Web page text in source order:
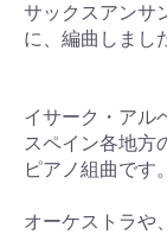
サックスアンサ
に、編曲しまし
イサーク・アル
スペイン各地方
ピアノ組曲です。
オーケストラや、